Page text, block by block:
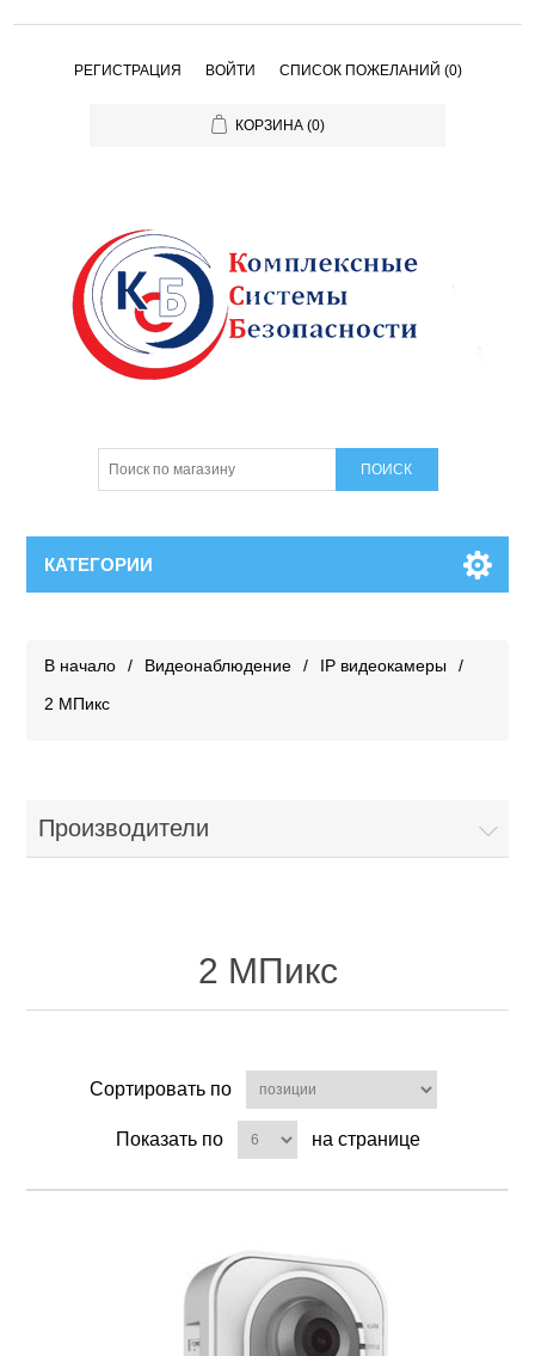
РЕГИСТРАЦИЯ ВОЙТИ СПИСОК ПОЖЕЛАНИЙ (0)
КОРЗИНА (0)
КАТЕГОРИИ
В начало / Видеонаблюдение / IP видеокамеры
/
2 МПикс
Производители
2 МПикс
Сортировать по
Показать по на странице